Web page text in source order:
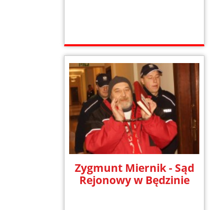
Zygmunt Miernik - Sąd
Rejonowy w Będzinie